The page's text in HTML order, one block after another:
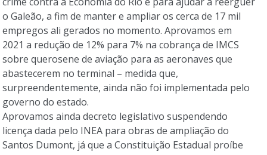
o Galeão, a fim de manter e ampliar os cerca de 17 mil
empregos ali gerados no momento. Aprovamos em
2021 a redução de 12% para 7% na cobrança de IMCS
sobre querosene de aviação para as aeronaves que
abastecerem no terminal – medida que,
surpreendentemente, ainda não foi implementada pelo
governo do estado.
Aprovamos ainda decreto legislativo suspendendo
licença dada pelo INEA para obras de ampliação do
Santos Dumont, já que a Constituição Estadual proíbe